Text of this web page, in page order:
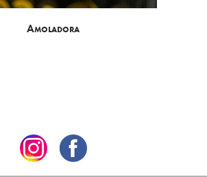
Amoladora